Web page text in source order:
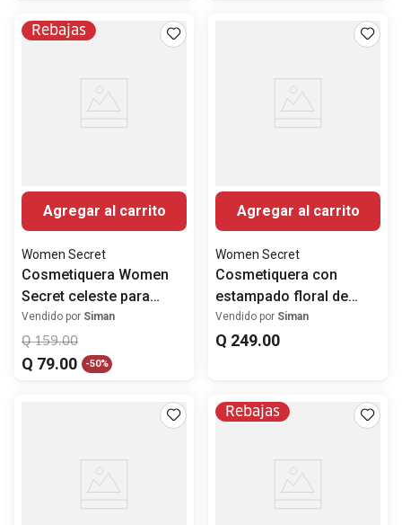
Rebajas
Agregar al carrito
Women Secret
Cosmetiquera Women
Secret celeste para
mujer
Vendido por Siman
Q 159.00
Q 79.00 -50%
Agregar al carrito
Women Secret
Cosmetiquera con
estampado floral de
Mafalda
Vendido por Siman
Q 249.00
Rebajas